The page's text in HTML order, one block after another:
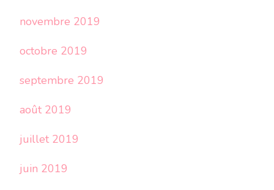
novembre 2019
octobre 2019
septembre 2019
août 2019
juillet 2019
juin 2019